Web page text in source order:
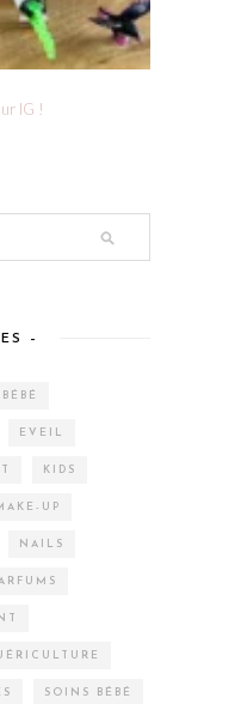
IG !
–
BÉBÉ
EVEIL
KIDS
UP
NAILS
SOINS BÉBÉ